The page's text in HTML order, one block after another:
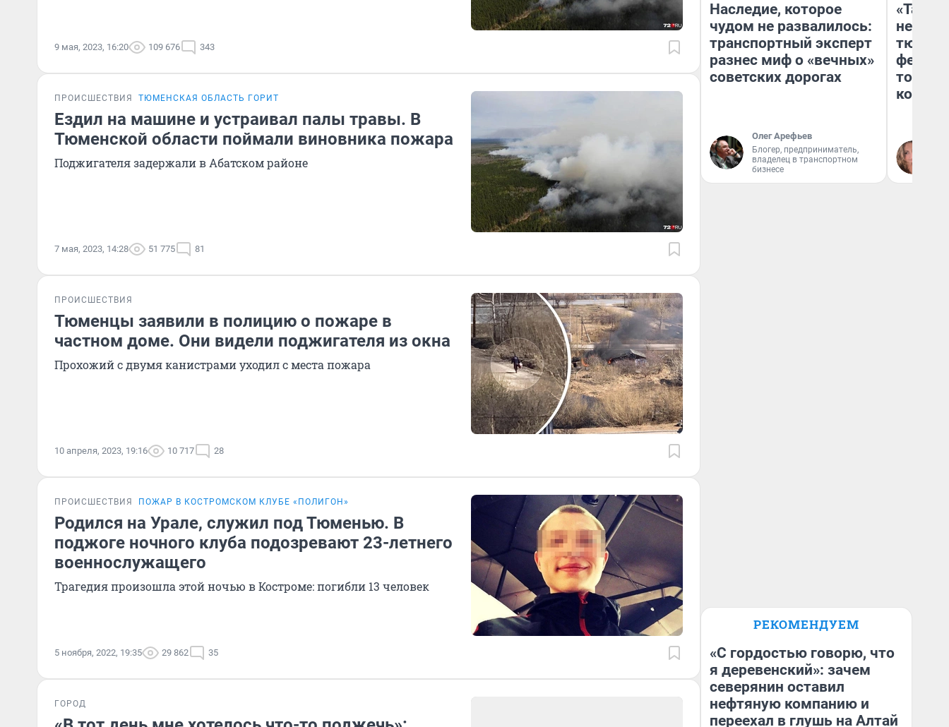
9 мая, 2023, 16:20 109 676 343
ПРОИСШЕСТВИЯ ТЮМЕНСКАЯ ОБЛАСТЬ ГОРИТ
Ездил на машине и устраивал палы травы. В
Тюменской области поймали виновника пожара
Поджигателя задержали в Абатском районе
7 мая, 2023, 14:28 51 775 81
ПРОИСШЕСТВИЯ
Тюменцы заявили в полицию о пожаре в
частном доме. Они видели поджигателя из окна
Прохожий с двумя канистрами уходил с места пожара
10 апреля, 2023, 19:16 10 717 28
ПРОИСШЕСТВИЯ ПОЖАР В КОСТРОМСКОМ КЛУБЕ «ПОЛИГОН»
Родился на Урале, служил под Тюменью. В
поджоге ночного клуба подозревают 23-летнего
военнослужащего
Трагедия произошла этой ночью в Костроме: погибли 13 человек
5 ноября, 2022, 19:35 29 862 35
ГОРОД
Наследие, которое
чудом не развалилось:
транспортный эксперт
разнес миф о «вечных»
советских дорогах
Олег Арефьев
Блогер, предприниматель,
владелец в транспортном
бизнесе
не
РЕКОМЕНДУЕМ
«С гордостью говорю, что
я деревенский»: зачем
северянин оставил
нефтяную компанию и
переехал в глушь на Алтай